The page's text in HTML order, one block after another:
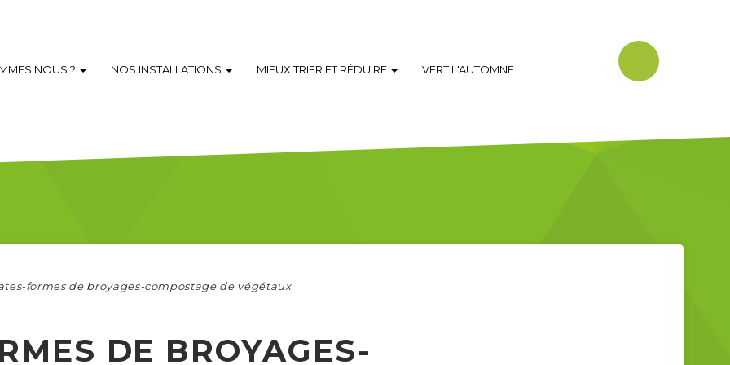
NOUS ? NOS INSTALLATIONS MIEUX TRIER ET RÉDUIRE VERT L'AUTOMNE
formes de broyages-compostage de végétaux
DE BROYAGES-